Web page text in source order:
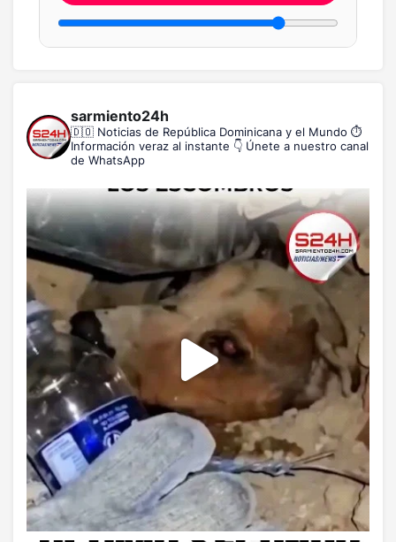
sarmiento24h
🇩🇴 Noticias de República Dominicana y el Mundo ⏱️
Información veraz al instante 👇 Únete a nuestro canal
de WhatsApp